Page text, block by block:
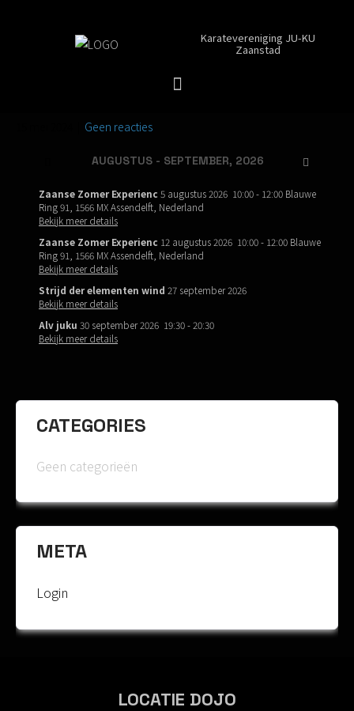
Karatevereniging JU-KU
Zaanstad
Geen reacties
AUGUSTUS - SEPTEMBER, 2026
Zaanse Zomer Experienc 5 augustus 2026 10:00- 12:00 Blauwe
Ring 91, 1566 MX Assendelft, Nederland
Bekijk meer details
Zaanse Zomer Experienc 12 augustus 2026 10:00- 12:00 Blauwe
Ring 91, 1566 MX Assendelft, Nederland
Bekijk meer details
Strijd der elementen wind 27 september 2026
Bekijk meer details
Alv juku 30 september 2026 19:30-20:30
Bekijk meer details
CATEGORIES
Geen categorieën
META
Login
LOCATIE DOJO